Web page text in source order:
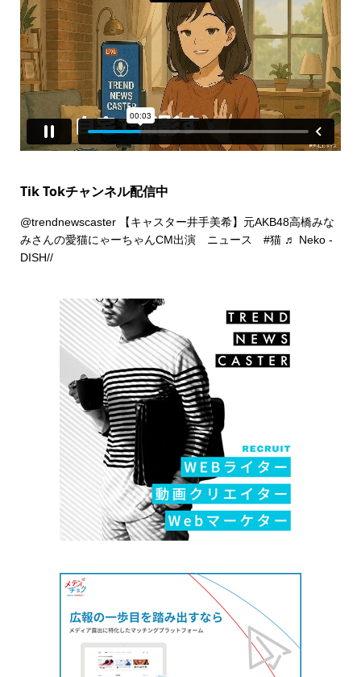
Tik Tokチャンネル配信中
@trendnewscaster【キャスター井手美希】元AKB48高橋みな
みさんの愛猫にゃーちゃんCM出演 ニュース #猫 ♬ Neko -
DISH//